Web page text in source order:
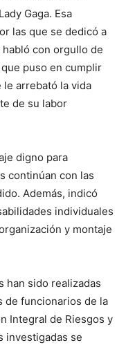
Gaga. Esa
las que se dedicó a
con orgullo de
puso en cumplir
le arrebató la vida
de su labor
digno para
continúan con las
Además, indicó
individuales
y montaje
han sido realizadas
de funcionarios de la
Integral de Riesgos y
investigadas se